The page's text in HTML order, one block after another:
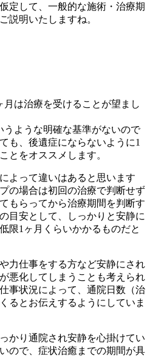
定して、一般的な施術・治療期
説明いたしますね。
は治療を受けることが望まし
うような明確な基準がないので
も、後遺症にならないように1
とをオススメします。
よって違いはあると思います
の場合は初回の治療で判断せず
もらってから治療期間を判断す
目安として、しっかりと安静に
限1ヶ月くらいかかるものだと
力仕事をする方など安静にされ
悪化してしまうことも考えられ
事状況によって、通院日数（治
るとお伝えするようにしていま
かり通院され安静を心掛けてい
ので、症状治癒までの期間が具